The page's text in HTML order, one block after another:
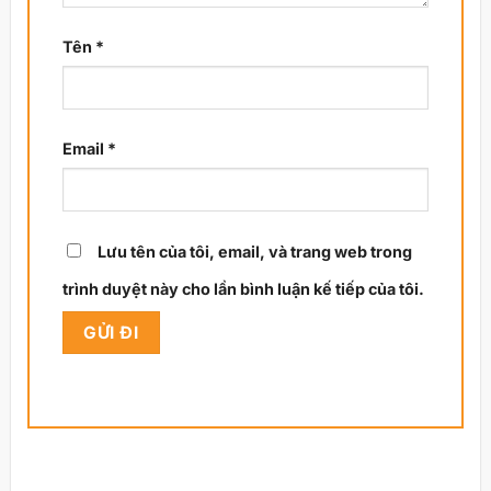
Tên *
Email *
Lưu tên của tôi, email, và trang web trong
trình duyệt này cho lần bình luận kế tiếp của tôi.